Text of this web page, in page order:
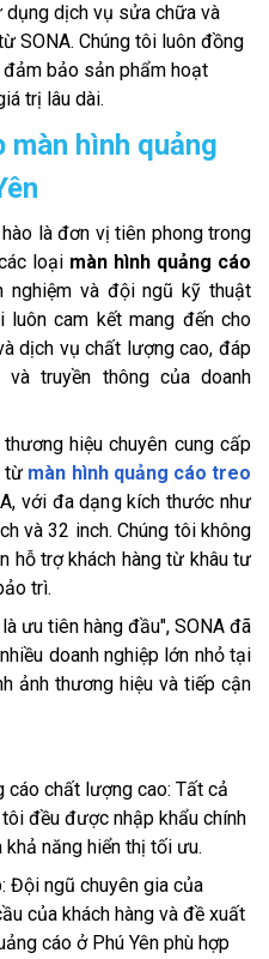
dụng dịch vụ sửa chữa và
SONA. Chúng tôi luôn đồng
đảm bảo sản phẩm hoạt
trị lâu dài.
màn hình quảng
là đơn vị tiên phong trong
loại màn hình quảng cáo
nghiệm và đội ngũ kỹ thuật
luôn cam kết mang đến cho
dịch vụ chất lượng cao, đáp
truyền thông của doanh
hiệu chuyên cung cấp
từ màn hình quảng cáo treo
với đa dạng kích thước như
và 32 inch. Chúng tôi không
hỗ trợ khách hàng từ khâu tư
trì.
ưu tiên hàng đầu", SONA đã
doanh nghiệp lớn nhỏ tại
ảnh thương hiệu và tiếp cận
cáo chất lượng cao: Tất cả
đều được nhập khẩu chính
năng hiển thị tối ưu.
Đội ngũ chuyên gia của
của khách hàng và đề xuất
cáo ở Phú Yên phù hợp